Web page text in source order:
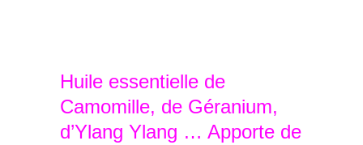
Huile essentielle de
Camomille, de Géranium,
d’Ylang Ylang … Apporte de